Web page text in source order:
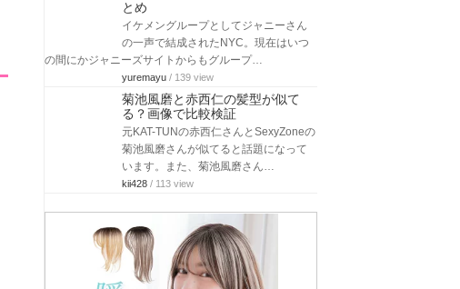
とめ
イケメングループとしてジャニーさん
の一声で結成されたNYC。現在はいつ
の間にかジャニーズサイトからもグループ…
yuremayu / 139 view
菊池風磨と赤西仁の髪型が似て
る？画像で比較検証
元KAT-TUNの赤西仁さんとSexyZoneの
菊池風磨さんが似てると話題になって
います。また、菊池風磨さん…
kii428 / 113 view